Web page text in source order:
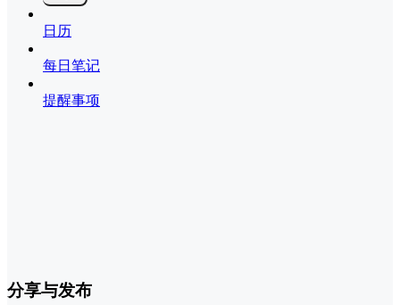
日历
每日笔记
提醒事项
分享与发布